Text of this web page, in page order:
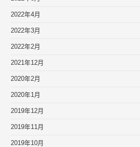
2022年4月
2022年3月
2022年2月
2021年12月
2020年2月
2020年1月
2019年12月
2019年11月
2019年10月